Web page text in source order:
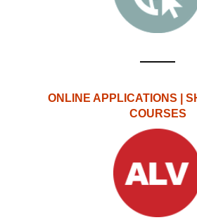
ONLINE APPLICATIONS |
COURSES